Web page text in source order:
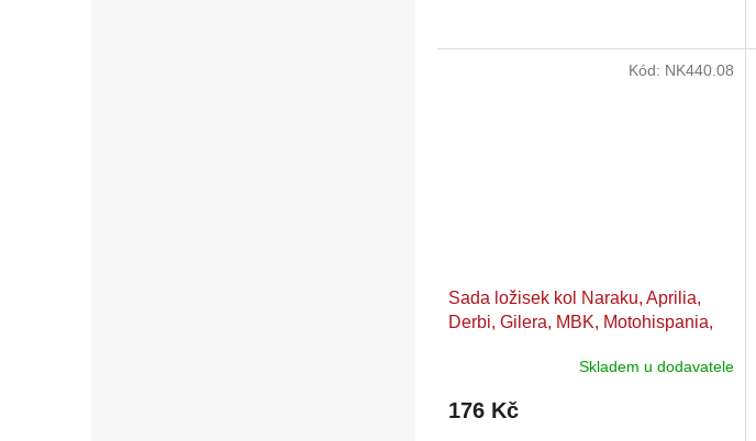
Sada ložisek kol Naraku, Aprilia,
Derbi, Gilera, MBK, Motohispania,
Skladem u dodavatele
176 Kč
Kód: NK440.08